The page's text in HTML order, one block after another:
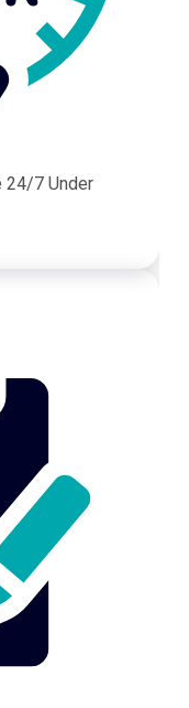
24/7 Under